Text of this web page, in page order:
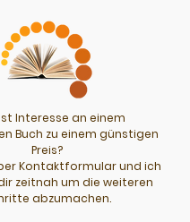
Interesse an einem
Buch zu einem günstigen
Preis?
Kontaktformular und ich
zeitnah um die weiteren
abzumachen.